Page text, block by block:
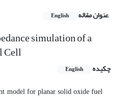
عنوان مقاله English
simulation of a
Cell
چکیده English
model for planar solid oxide fuel